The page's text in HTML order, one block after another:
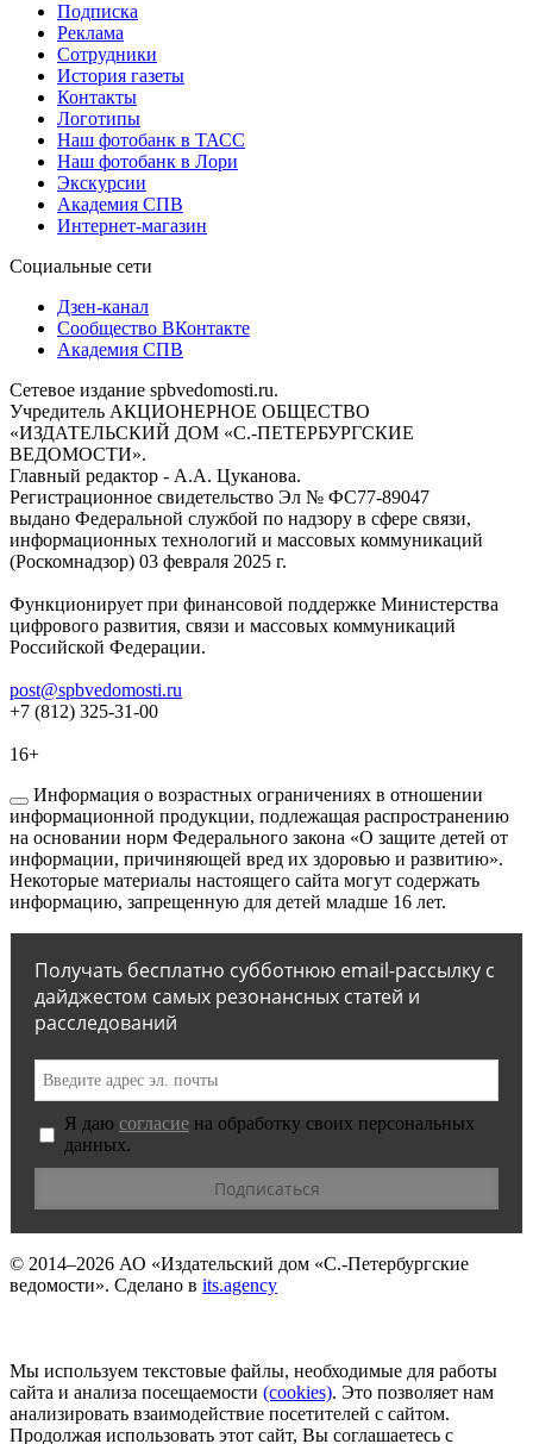
Подписка
Реклама
Сотрудники
История газеты
Контакты
Логотипы
Наш фотобанк в ТАСС
Наш фотобанк в Лори
Экскурсии
Академия СПВ
Интернет-магазин
Социальные сети
Дзен-канал
Сообщество ВКонтакте
Академия СПВ
Сетевое издание spbvedomosti.ru.
Учредитель АКЦИОНЕРНОЕ ОБЩЕСТВО
«ИЗДАТЕЛЬСКИЙ ДОМ «С.-ПЕТЕРБУРГСКИЕ
ВЕДОМОСТИ».
Главный редактор - А.А. Цуканова.
Регистрационное свидетельство Эл № ФС77-89047
выдано Федеральной службой по надзору в сфере связи,
информационных технологий и массовых коммуникаций
(Роскомнадзор) 03 февраля 2025 г.
Функционирует при финансовой поддержке Министерства
цифрового развития, связи и массовых коммуникаций
Российской Федерации.
post@spbvedomosti.ru
+7 (812) 325-31-00
16+
Информация о возрастных ограничениях в отношении
информационной продукции, подлежащая распространению
на основании норм Федерального закона «О защите детей от
информации, причиняющей вред их здоровью и развитию».
Некоторые материалы настоящего сайта могут содержать
информацию, запрещенную для детей младше 16 лет.
Получать бесплатно субботнюю email-рассылку с
дайджестом самых резонансных статей и
расследований
Я даю согласие на обработку своих персональных
данных.
© 2014–2026 АО «Издательский дом «С.-Петербургские
ведомости». Сделано в its.agency
Мы используем текстовые файлы, необходимые для работы
сайта и анализа посещаемости (сookies). Это позволяет нам
анализировать взаимодействие посетителей с сайтом.
Продолжая использовать этот сайт, Вы соглашаетесь с